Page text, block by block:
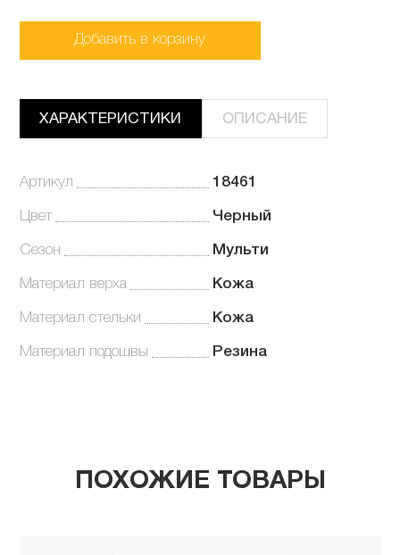
Добавить в корзину
ХАРАКТЕРИСТИКИ ОПИСАНИЕ
Артикул 18461
Цвет Черный
Сезон Мульти
Материал верха Кожа
Материал стельки Кожа
Материал подошвы Резина
ПОХОЖИЕ ТОВАРЫ